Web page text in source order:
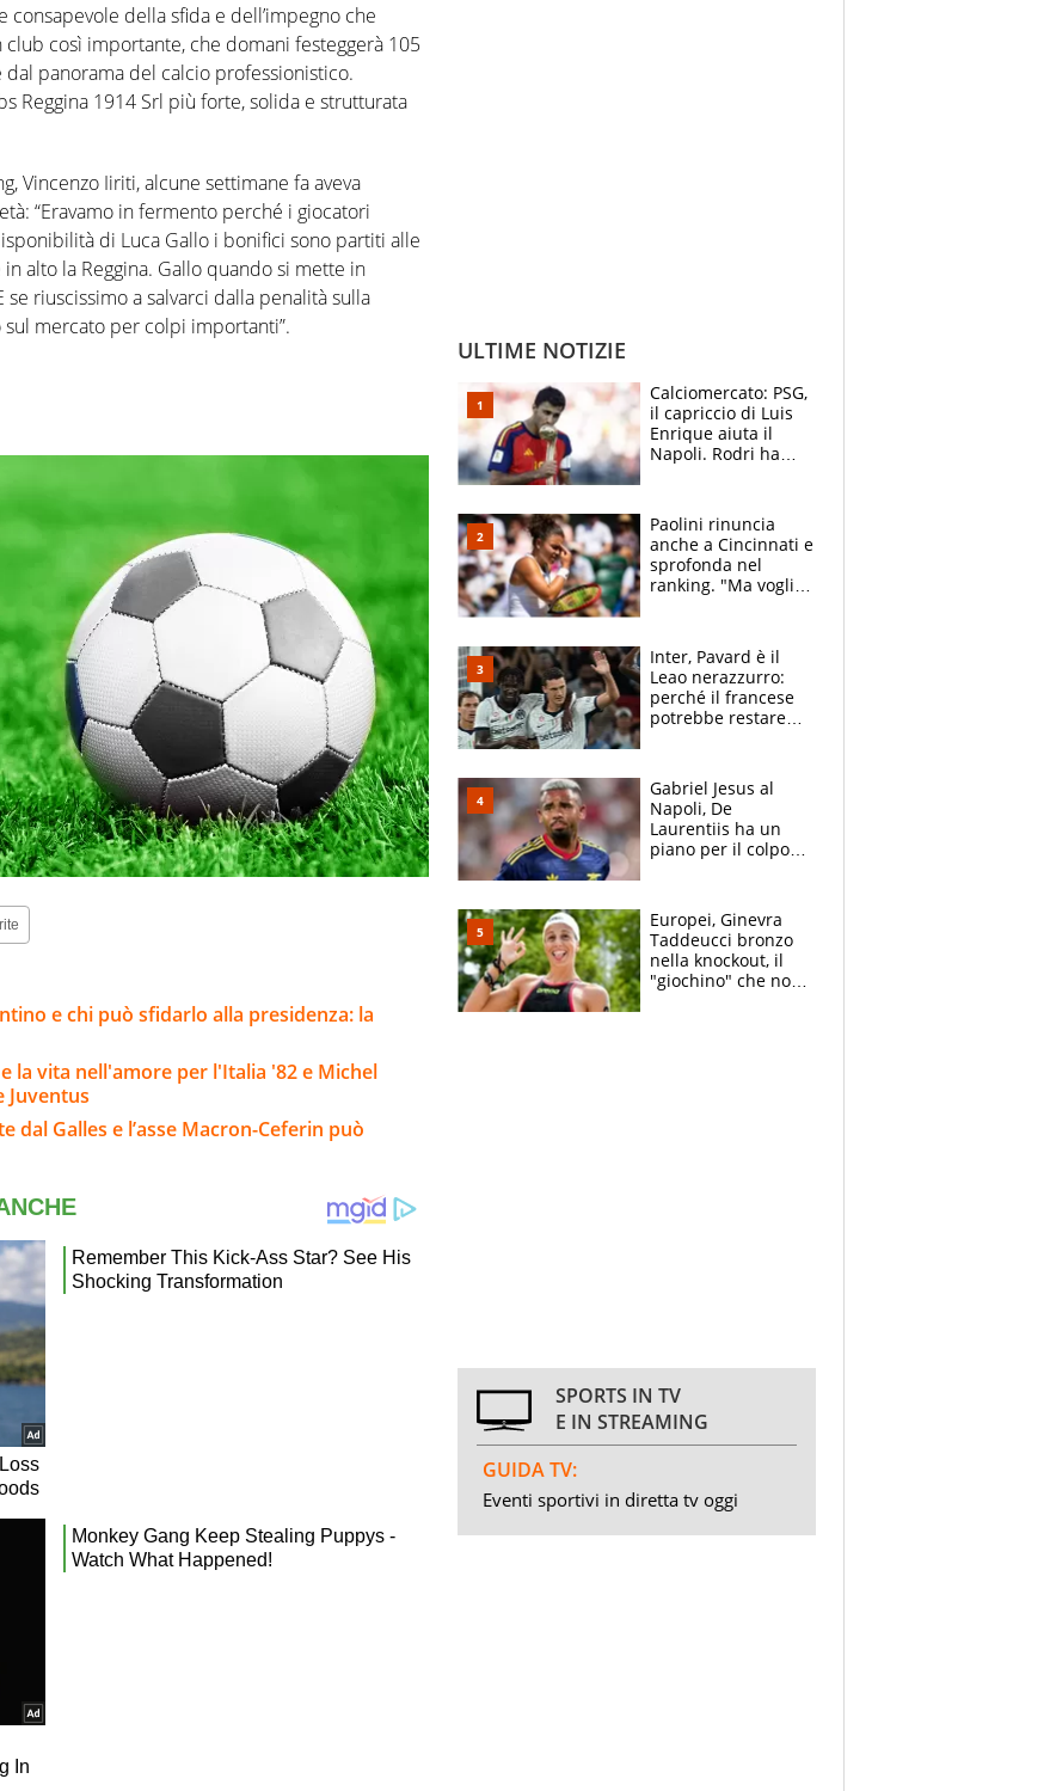
della sfida e dell’impegno che
così importante, che domani festeggerà 105
panorama del calcio professionistico.
Reggina 1914 Srl più forte, solida e strutturata
Vincenzo Iiriti, alcune settimane fa aveva
“Eravamo in fermento perché i giocatori
di Luca Gallo i bonifici sono partiti alle
alto la Reggina. Gallo quando si mette in
riuscissimo a salvarci dalla penalità sulla
mercato per colpi importanti”.
e chi può sfidarlo alla presidenza: la
la vita nell'amore per l'Italia '82 e Michel
Juventus
Galles e l’asse Macron-Ceferin può
ULTIME NOTIZIE
Calciomercato: PSG,
il capriccio di Luis
Enrique aiuta il
Napoli. Rodri ha
Fernandez
Paolini rinuncia
anche a Cincinnati e
sprofonda nel
ranking. "Ma voglio
Inter, Pavard è il
Leao nerazzurro:
perché il francese
potrebbe restare
Gabriel Jesus al
Napoli, De
Laurentiis ha un
piano per il colpo
Lucca
Europei, Ginevra
Taddeucci bronzo
nella knockout, il
"giochino" che non
SPORTS IN TV
E IN STREAMING
GUIDA TV:
Eventi sportivi in diretta tv oggi